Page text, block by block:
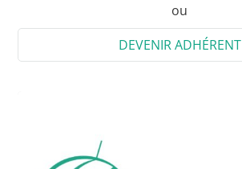
ou
DEVENIR ADHÉRENT